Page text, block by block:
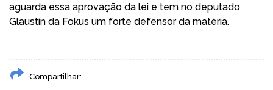
aguarda essa aprovação da lei e tem no deputado
Glaustin da Fokus um forte defensor da matéria.
Compartilhar: